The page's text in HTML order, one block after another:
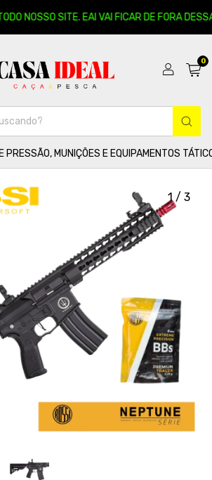
NOSSO SITE. EAI VAI FICAR DE FORA
0
PRESSÃO, MUNIÇÕES E EQUIPAMENTOS
1/ 3